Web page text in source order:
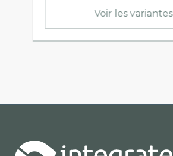
Voir les variantes